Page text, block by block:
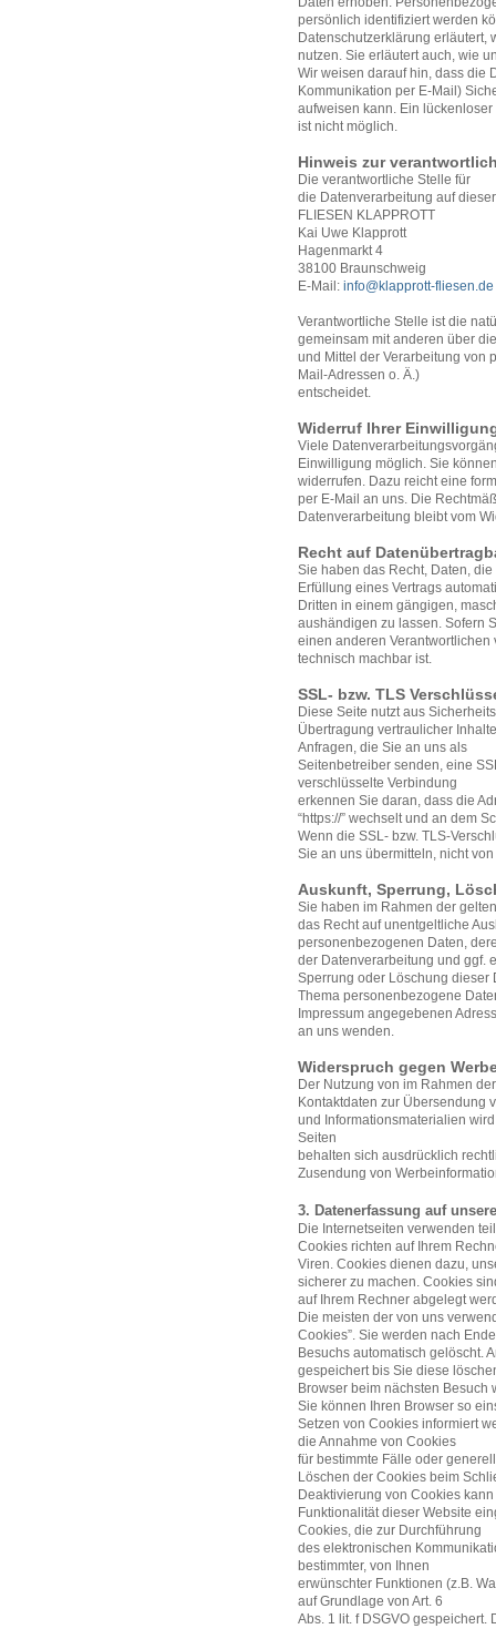
persönlich identifiziert werden
Datenschutzerklärung erläutert,
nutzen. Sie erläutert auch, wie
Wir weisen darauf hin, dass die
Kommunikation per E-Mail)
aufweisen kann. Ein
ist nicht möglich.
Hinweis zur
Die verantwortliche Stelle für
die Datenverarbeitung auf
FLIESEN KLAPPROTT
Kai Uwe Klapprott
Hagenmarkt 4
38100 Braunschweig
E-Mail: info@klapprott-fliesen.de
Verantwortliche Stelle ist die
gemeinsam mit anderen über
und Mittel der Verarbeitung von
Mail-Adressen o. Ä.)
entscheidet.
Widerruf Ihrer
Viele
Einwilligung möglich. Sie
widerrufen. Dazu reicht eine
per E-Mail an uns. Die
Datenverarbeitung bleibt vom
Recht auf
Sie haben das Recht, Daten,
Erfüllung eines Vertrags
Dritten in einem gängigen,
aushändigen zu lassen. Sofern
einen anderen Verantwortlichen
technisch machbar ist.
SSL- bzw. TLS
Diese Seite nutzt aus
Übertragung vertraulicher
Anfragen, die Sie an uns als
Seitenbetreiber senden, eine
verschlüsselte Verbindung
erkennen Sie daran, dass die
“https://” wechselt und an dem
Wenn die SSL- bzw. TLS-
Sie an uns übermitteln, nicht
Auskunft, Sperrung,
Sie haben im Rahmen der
das Recht auf unentgeltliche
personenbezogenen Daten,
der Datenverarbeitung und ggf.
Sperrung oder Löschung dieser
Thema personenbezogene
Impressum angegebenen
an uns wenden.
Widerspruch gegen
Der Nutzung von im Rahmen
Kontaktdaten zur Übersendung
und Informationsmaterialien
Seiten
behalten sich ausdrücklich
Zusendung von
3. Datenerfassung auf
Die Internetseiten verwenden
Cookies richten auf Ihrem
Viren. Cookies dienen dazu,
sicherer zu machen. Cookies
auf Ihrem Rechner abgelegt
Die meisten der von uns
Cookies”. Sie werden nach
Besuchs automatisch gelöscht.
gespeichert bis Sie diese
Browser beim nächsten Besuch
Sie können Ihren Browser so
Setzen von Cookies informiert
die Annahme von Cookies
für bestimmte Fälle oder
Löschen der Cookies beim
Deaktivierung von Cookies
Funktionalität dieser Website
Cookies, die zur Durchführung
des elektronischen
bestimmter, von Ihnen
erwünschter Funktionen (z.B.
auf Grundlage von Art. 6
Abs. 1 lit. f DSGVO